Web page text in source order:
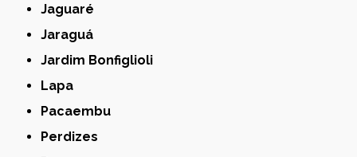
Jaguaré
Jaraguá
Jardim Bonfiglioli
Lapa
Pacaembu
Perdizes